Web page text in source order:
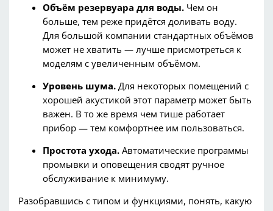
Объём резервуара для воды. Чем он
больше, тем реже придётся доливать воду.
Для большой компании стандартных объёмов
может не хватить — лучше присмотреться к
моделям с увеличенным объёмом.
Уровень шума.Для некоторых помещений с
хорошей акустикой этот параметр может быть
важен. В то же время чем тише работает
прибор — тем комфортнее им пользоваться.
Простота ухода.Автоматические программы
промывки и оповещения сводят ручное
обслуживание к минимуму.
Разобравшись с типом и функциями, понять, какую